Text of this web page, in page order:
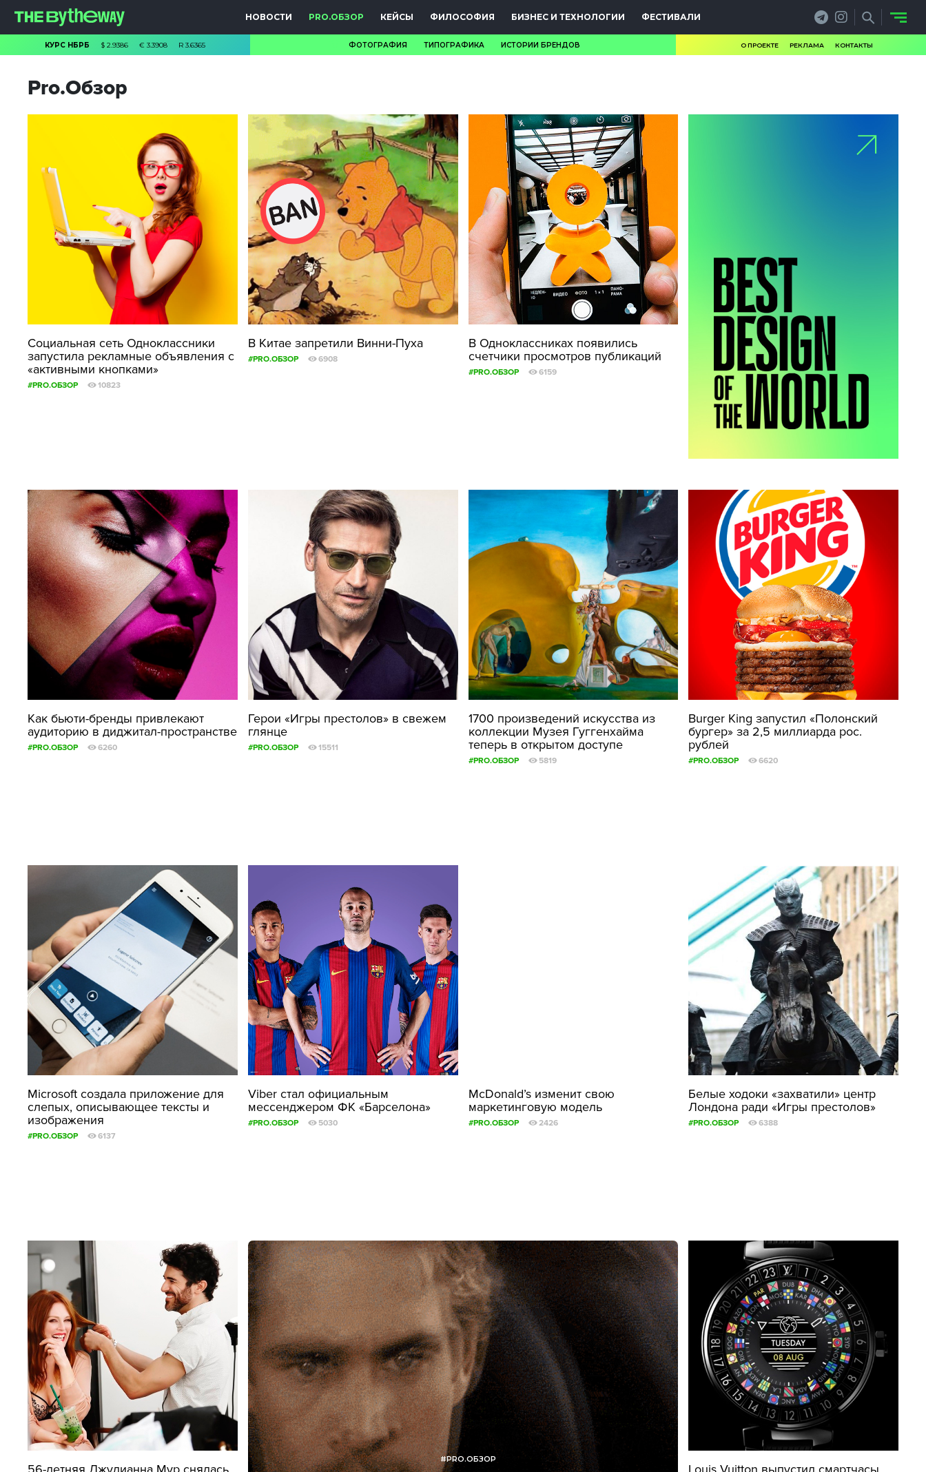
НОВОСТИ PRO.ОБЗОР КЕЙСЫ ФИЛОСОФИЯ БИЗНЕС И ТЕХНОЛОГИИ ФЕСТИВАЛИ
КУРС НБРБ $2.9386 € 3.3908 R3.6365 ФОТОГРАФИЯ ТИПОГРАФИКА ИСТОРИИ БРЕНДОВ О ПРОЕКТЕ РЕКЛАМА КОНТАКТЫ
Pro.Обзор
Социальная сеть Одноклассники
запустила рекламные объявления с
«активными кнопками»
#PRO.ОБЗОР 10823
В Китае запретили Винни-Пуха
#PRO.ОБЗОР 6908
В Одноклассниках появились
счетчики просмотров публикаций
#PRO.ОБЗОР 6159
Как бьюти-бренды привлекают
аудиторию в диджитал-пространстве
#PRO.ОБЗОР 6260
Герои «Игры престолов» в свежем
глянце
#PRO.ОБЗОР 15511
1700 произведений искусства из
коллекции Музея Гуггенхайма
теперь в открытом доступе
#PRO.ОБЗОР 5819
Burger King запустил «Полонский
бургер» за 2,5 миллиарда рос.
рублей
#PRO.ОБЗОР 6620
Microsoft создала приложение для
слепых, описывающее тексты и
изображения
#PRO.ОБЗОР 6137
Viber стал официальным
мессенджером ФК «Барселона»
#PRO.ОБЗОР 5030
McDonald’s изменит свою
маркетинговую модель
#PRO.ОБЗОР 2426
Белые ходоки «захватили» центр
Лондона ради «Игры престолов»
#PRO.ОБЗОР 6388
#PRO.ОБЗОР
PRO.ОБЗОР
КЕЙСЫ
ФИЛОСОФИЯ
КРЕАТИВА
БИЗНЕС И
ТЕХНОЛОГИИ
ФЕСТИВАЛИ
ТИПОГРАФИКА